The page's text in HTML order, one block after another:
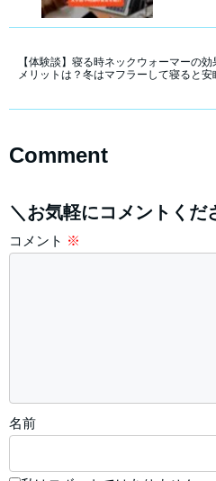
【体験談】寝る時ネックウォーマーの効
メリットは？冬はマフラーして寝ると安
Comment
＼お気軽にコメントくだ
コメント ※
名前